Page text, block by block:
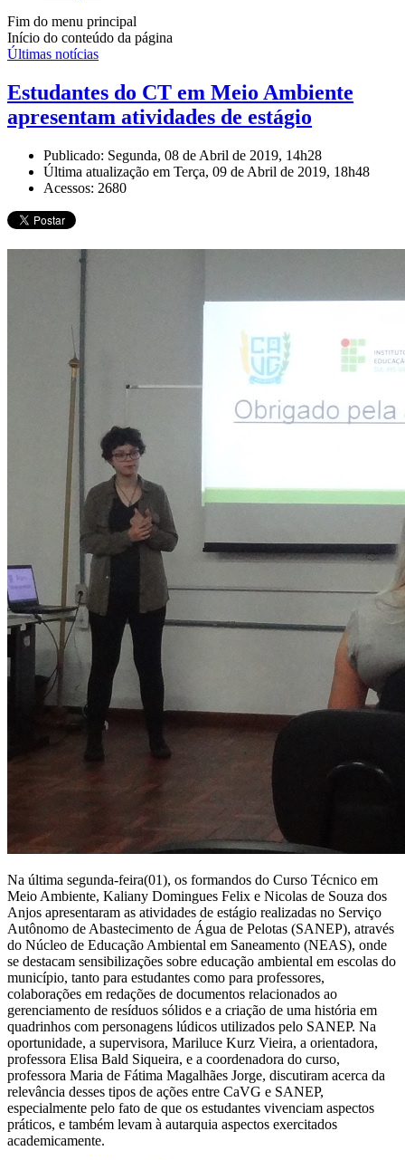
Fim do menu principal
Início do conteúdo da página
Últimas notícias
Estudantes do CT em Meio Ambiente
apresentam atividades de estágio
Publicado: Segunda, 08 de Abril de 2019, 14h28
Última atualização em Terça, 09 de Abril de 2019, 18h48
Acessos: 2680
Na última segunda-feira(01), os formandos do Curso Técnico em
Meio Ambiente, Kaliany Domingues Felix e Nicolas de Souza dos
Anjos apresentaram as atividades de estágio realizadas no Serviço
Autônomo de Abastecimento de Água de Pelotas (SANEP), através
do Núcleo de Educação Ambiental em Saneamento (NEAS), onde
se destacam sensibilizações sobre educação ambiental em escolas do
município, tanto para estudantes como para professores,
colaborações em redações de documentos relacionados ao
gerenciamento de resíduos sólidos e a criação de uma história em
quadrinhos com personagens lúdicos utilizados pelo SANEP. Na
oportunidade, a supervisora, Mariluce Kurz Vieira, a orientadora,
professora Elisa Bald Siqueira, e a coordenadora do curso,
professora Maria de Fátima Magalhães Jorge, discutiram acerca da
relevância desses tipos de ações entre CaVG e SANEP,
especialmente pelo fato de que os estudantes vivenciam aspectos
práticos, e também levam à autarquia aspectos exercitados
academicamente.